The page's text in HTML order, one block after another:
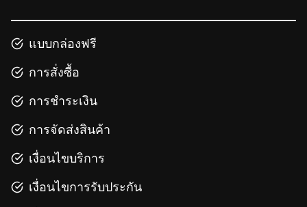
แบบกล่องฟรี
การสั่งซื้อ
การชำระเงิน
การจัดส่งสินค้า
เงื่อนไขบริการ
เงื่อนไขการรับประกัน